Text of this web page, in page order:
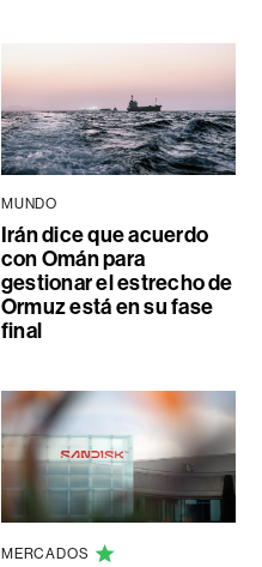
MUNDO
Irán dice que acuerdo
con Omán para
gestionar el estrecho de
Ormuz está en su fase
final
MERCADOS